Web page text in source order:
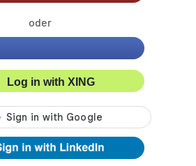
oder
Log in with XING